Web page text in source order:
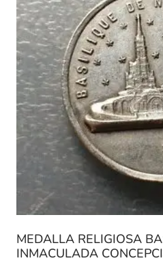
MEDALLA RELIGIOSA
INMACULADA